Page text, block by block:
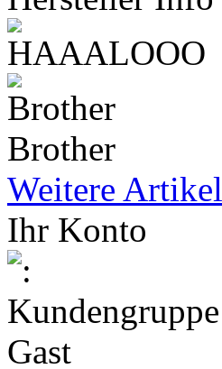
Brother
Weitere Artikel
Ihr Konto